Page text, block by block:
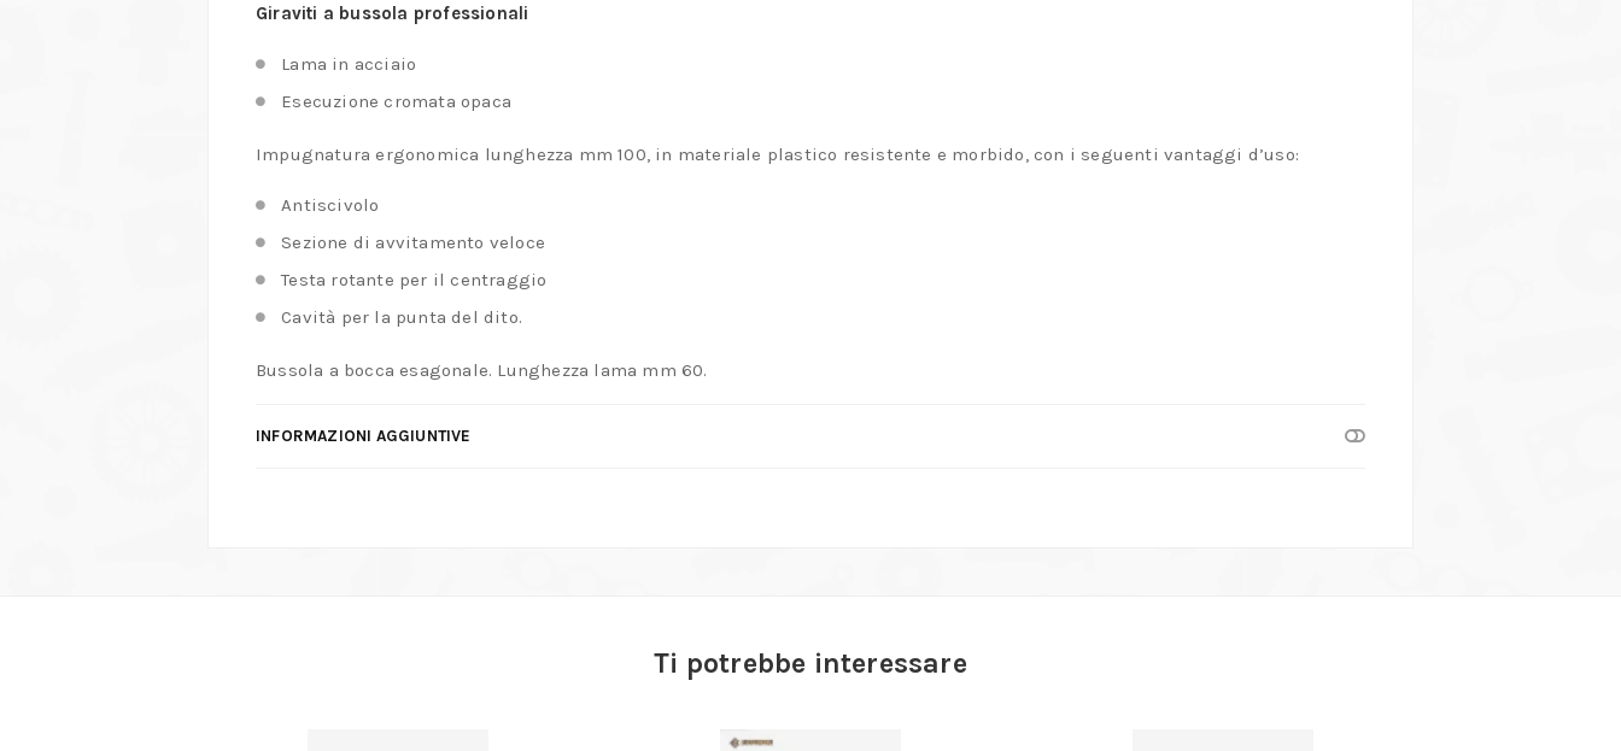
3
Giraviti a bussola professionali
Lama in acciaio
Esecuzione cromata opaca
Impugnatura ergonomica lunghezza mm 100, in materiale plastico resistente e morbido, con i seguenti vantaggi d’uso:
Antiscivolo
Sezione di avvitamento veloce
Testa rotante per il centraggio
Cavità per la punta del dito.
Bussola a bocca esagonale. Lunghezza lama mm 60.
INFORMAZIONI AGGIUNTIVE
Ti potrebbe interessare